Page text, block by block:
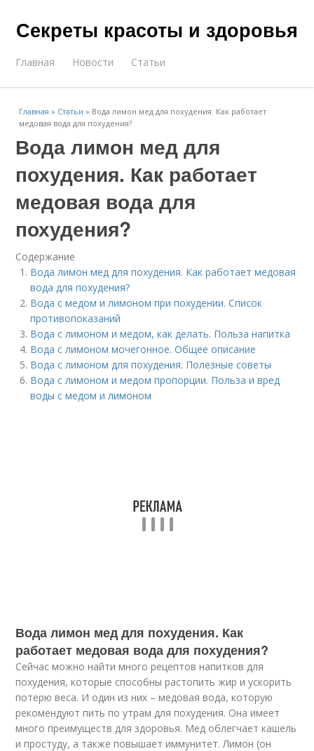
Секреты красоты и здоровья
Главная Новости Статьи
Главная » Статьи » Вода лимон мед для похудения. Как работает
медовая вода для похудения?
Вода лимон мед для
похудения. Как работает
медовая вода для
похудения?
Содержание
Вода лимон мед для похудения. Как работает медовая
вода для похудения?
Вода с медом и лимоном при похудении. Список
противопоказаний
Вода с лимоном и медом, как делать. Польза напитка
Вода с лимоном мочегонное. Общее описание
Вода с лимоном для похудения. Полезные советы
Вода с лимоном и медом пропорции. Польза и вред
воды с медом и лимоном
Вода лимон мед для похудения. Как
работает медовая вода для похудения?
Сейчас можно найти много рецептов напитков для
похудения, которые способны растопить жир и ускорить
потерю веса. И один из них – медовая вода, которую
рекомендуют пить по утрам для похудения. Она имеет
много преимуществ для здоровья. Мед облегчает кашель
и простуду, а также повышает иммунитет. Лимон (он